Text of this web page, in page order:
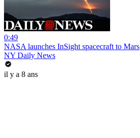
0:49
NASA launches InSight spacecraft to Mars
NY Daily News
il y a 8 ans